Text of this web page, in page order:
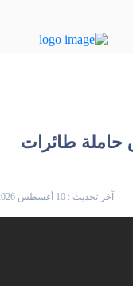
طائرات
آخر تحديث : 10 أغسطس 2026 08:36